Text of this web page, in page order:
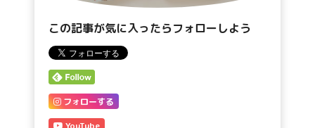
この記事が気に入ったらフォローしよう
フォローする
YouTube